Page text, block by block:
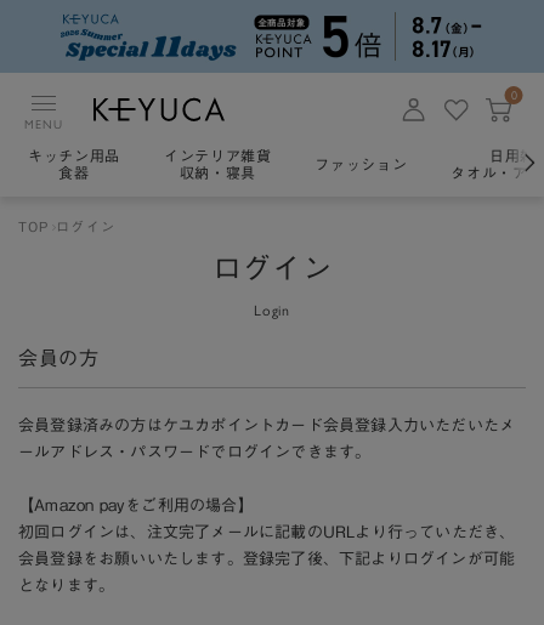
MENU
0
キッチン用品
食器
インテリア雑貨
収納・寝具
ファッション
日用雑
タオル・ア
TOP ログイン
ログイン
Login
会員の方
会員登録済みの方はケユカポイントカード会員登録入力いただいたメ
ールアドレス・パスワードでログインできます。
【Amazon payをご利用の場合】
初回ログインは、注文完了メールに記載のURLより行っていただき、
会員登録をお願いいたします。登録完了後、下記よりログインが可能
となります。